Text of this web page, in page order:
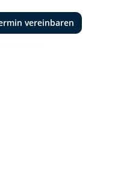
vereinbaren